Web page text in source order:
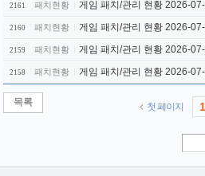
2161 패치현황 게임 패치/관리 현황 2026-
2160 패치현황 게임 패치/관리 현황 2026-
2159 패치현황 게임 패치/관리 현황 2026-
2158 패치현황 게임 패치/관리 현황 2026-
목록 첫 페이지 1